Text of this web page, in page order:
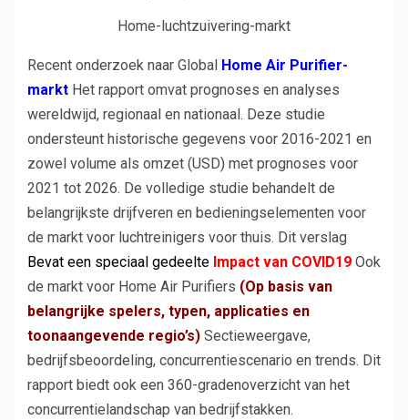
Home-luchtzuivering-markt
Recent onderzoek naar Global Home Air Purifier-
markt Het rapport omvat prognoses en analyses
wereldwijd, regionaal en nationaal. Deze studie
ondersteunt historische gegevens voor 2016-2021 en
zowel volume als omzet (USD) met prognoses voor
2021 tot 2026. De volledige studie behandelt de
belangrijkste drijfveren en bedieningselementen voor
de markt voor luchtreinigers voor thuis. Dit verslag
Bevat een speciaal gedeelte Impact van COVID19 Ook
de markt voor Home Air Purifiers (Op basis van
belangrijke spelers, typen, applicaties en
toonaangevende regio’s) Sectieweergave,
bedrijfsbeoordeling, concurrentiescenario en trends. Dit
rapport biedt ook een 360-gradenoverzicht van het
concurrentielandschap van bedrijfstakken.